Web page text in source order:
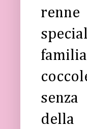
renne
della